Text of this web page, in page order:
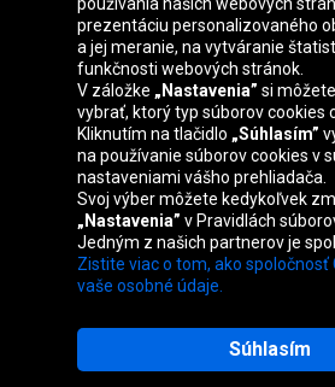
Belgique
Česká
republika
España France Italia
Nederland Österreich Polska
Mapa stránok
prezentáciu personalizovaného
a jej meranie, na vytváranie
funkčnosti webových stránok.
V záložke „Nastavenia” si
vybrať, ktorý typ súborov cookies
Kliknutím na tlačidlo „Súhlasím”
na používanie súborov cookies v
nastaveniami vášho prehliadača.
Svoj výber môžete kedykoľvek
„Nastavenia” v Pravidlách
Jedným z našich partnerov je
Zistite viac o tom, ako spoločnosť
vaše osobné údaje.
Súhlasím